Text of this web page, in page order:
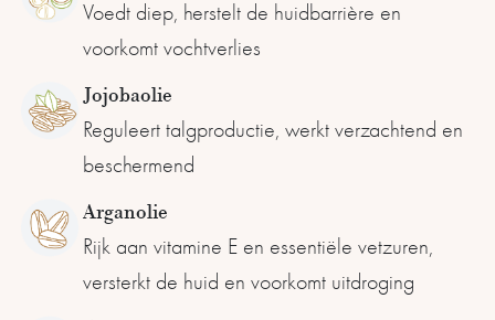
Voedt diep, herstelt de huidbarrière en
voorkomt vochtverlies
Jojobaolie
Reguleert talgproductie, werkt verzachtend en
beschermend
Arganolie
Rijk aan vitamine E en essentiële vetzuren,
versterkt de huid en voorkomt uitdroging